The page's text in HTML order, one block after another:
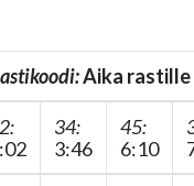
Aika rastille
34:
3:46
45:
6:10